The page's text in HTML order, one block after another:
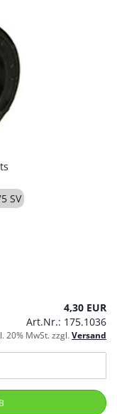
SV
4,30 EUR
Art.Nr.: 175.1036
20% MwSt. zzgl.Versand